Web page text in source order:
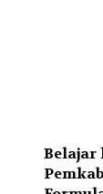
Belajar